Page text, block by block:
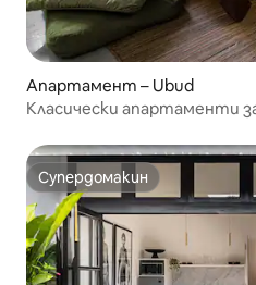
Апартамент – Ubud
Класически апартаменти
Супердомакин
Супердомакин